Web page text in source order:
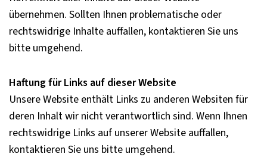
übernehmen. Sollten Ihnen problematische oder
rechtswidrige Inhalte auffallen, kontaktieren Sie uns
bitte umgehend.
Haftung für Links auf dieser Website
Unsere Website enthält Links zu anderen Websiten für
deren Inhalt wir nicht verantwortlich sind. Wenn Ihnen
rechtswidrige Links auf unserer Website auffallen,
kontaktieren Sie uns bitte umgehend.